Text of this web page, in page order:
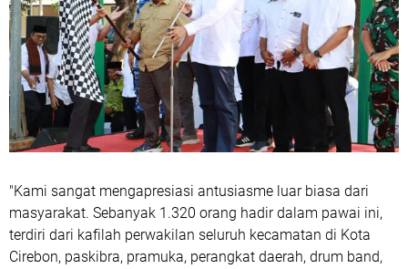
"Kami sangat mengapresiasi antusiasme luar biasa dari
masyarakat. Sebanyak 1.320 orang hadir dalam pawai ini,
terdiri dari kafilah perwakilan seluruh kecamatan di Kota
Cirebon, paskibra, pramuka, perangkat daerah, drum band,